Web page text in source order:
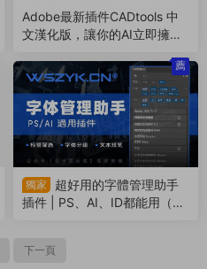
Adobe最新插件CADtools 中
文漢化版，讓你的AI立即擁有
獨家
超好用的字體管理助手
插件 | PS、AI、ID都能用（22
薦
下一頁